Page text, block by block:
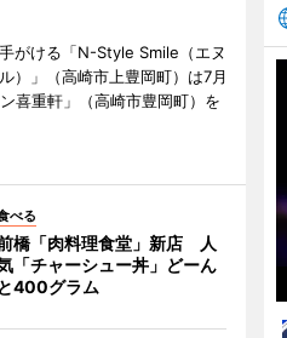
がける「N-Style Smile（エヌ
）」（高崎市上豊岡町）は7月
喜重軒」（高崎市豊岡町）を
べる
橋「肉料理食堂」新店 人
「チャーシュー丼」どーん
と400グラム